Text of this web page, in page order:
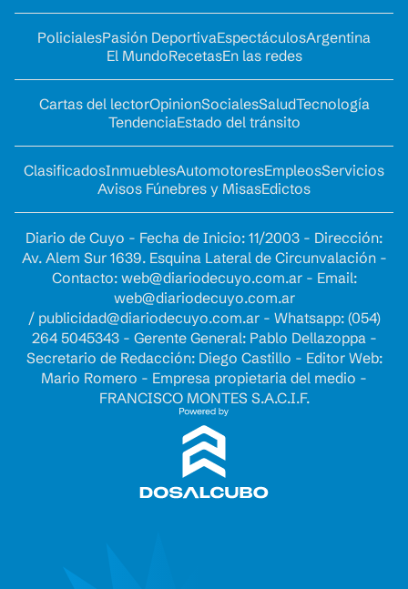
PolicialesPasión DeportivaEspectáculosArgentina
El MundoRecetasEn las redes
Cartas del lectorOpinionSocialesSaludTecnología
TendenciaEstado del tránsito
ClasificadosInmueblesAutomotoresEmpleosServicios
Avisos Fúnebres y MisasEdictos
Diario de Cuyo - Fecha de Inicio: 11/2003 - Dirección:
Av. Alem Sur 1639. Esquina Lateral de Circunvalación -
Contacto: web@diariodecuyo.com.ar- Email:
web@diariodecuyo.com.ar
/ publicidad@diariodecuyo.com.ar- Whatsapp: (054)
264 5045343 - Gerente General: Pablo Dellazoppa -
Secretario de Redacción: Diego Castillo - Editor Web:
Mario Romero - Empresa propietaria del medio -
FRANCISCO MONTES S.A.C.I.F.